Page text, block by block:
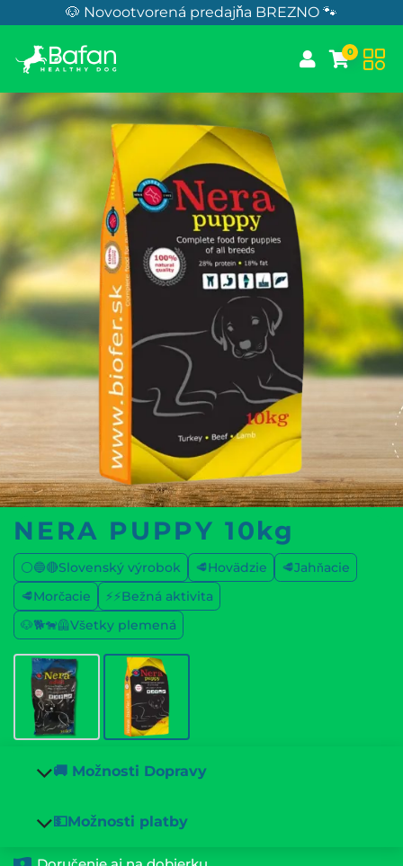
Skip to Content🐶 Novootvorená predajňa BREZNO 🐾
0
NERA PUPPY 10kg
⚪🔵🔴Slovenský výrobok 🥩Hovädzie
🥩Jahňacie
🥩Morčacie
⚡⚡Bežná aktivita
🐶🐕🐕‍🦺Všetky plemená
🚚 Možnosti Dopravy
💵Možnosti platby